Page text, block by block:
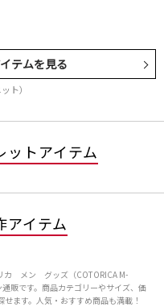
テムを見る
ト）
ットアイテム
アイテム
カ メン グッズ（COTORICA M-
販です。商品カテゴリーやサイズ、価
ます。人気・おすすめ商品も満載！